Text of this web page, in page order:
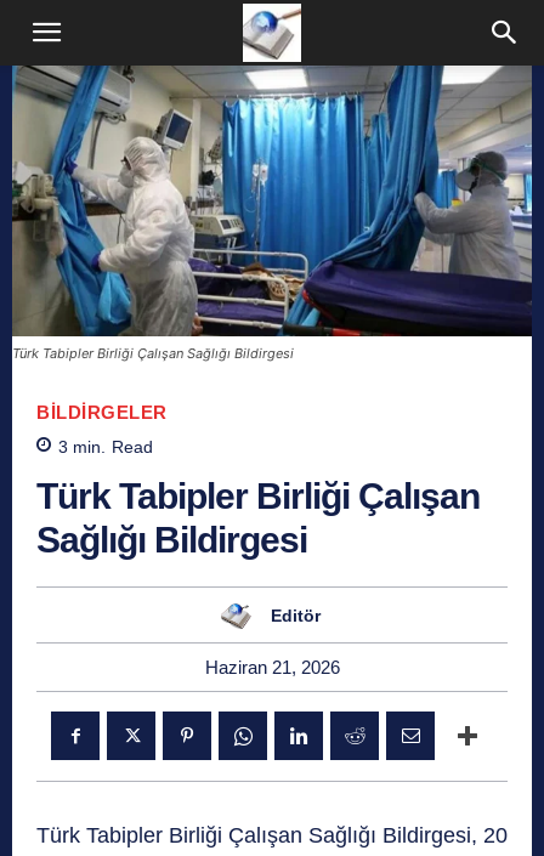
Türk Tabipler Birliği Çalışan Sağlığı Bildirgesi
BILDIRGELER
3 min. Read
Türk Tabipler Birliği Çalışan
Sağlığı Bildirgesi
Editör
Haziran 21, 2026
Türk Tabipler Birliği Çalışan Sağlığı Bildirgesi, 20